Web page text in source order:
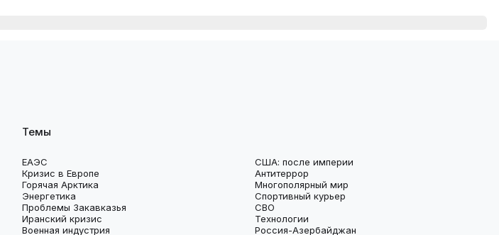
Темы
ЕАЭС
США: после империи
Кризис в Европе
Антитеррор
Горячая Арктика
Многополярный мир
Энергетика
Спортивный курьер
Проблемы Закавказья
СВО
Иранский кризис
Технологии
Военная индустрия
Россия-Азербайджан